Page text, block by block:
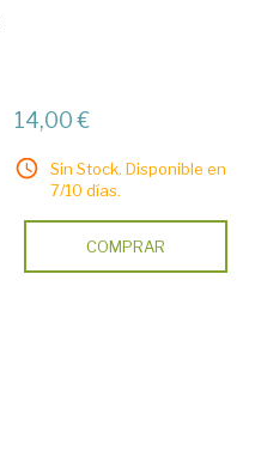
14,00 €
Sin Stock. Disponible en
7/10 días.
COMPRAR